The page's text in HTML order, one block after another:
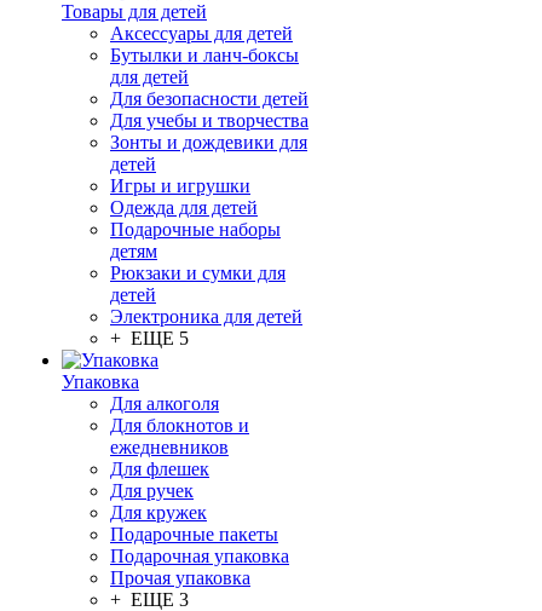
Товары для детей
Аксессуары для детей
Бутылки и ланч-боксы
для детей
Для безопасности детей
Для учебы и творчества
Зонты и дождевики для
детей
Игры и игрушки
Одежда для детей
Подарочные наборы
детям
Рюкзаки и сумки для
детей
Электроника для детей
+ ЕЩЕ 5
Упаковка
Для алкоголя
Для блокнотов и
ежедневников
Для флешек
Для ручек
Для кружек
Подарочные пакеты
Подарочная упаковка
Прочая упаковка
+ ЕЩЕ 3